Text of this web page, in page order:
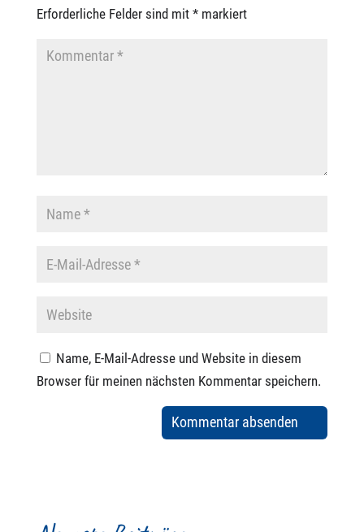
Erforderliche Felder sind mit *markiert
Name, E-Mail-Adresse und Website in diesem
Browser für meinen nächsten Kommentar speichern.